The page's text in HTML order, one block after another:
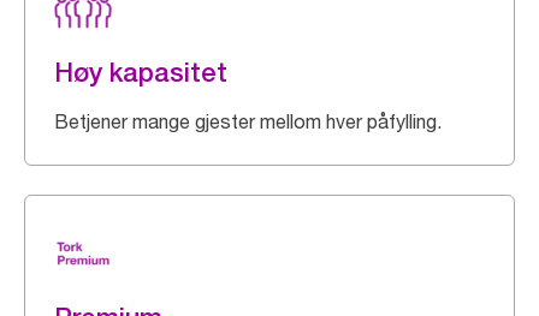
Høy kapasitet
Betjener mange gjester mellom hver påfylling.